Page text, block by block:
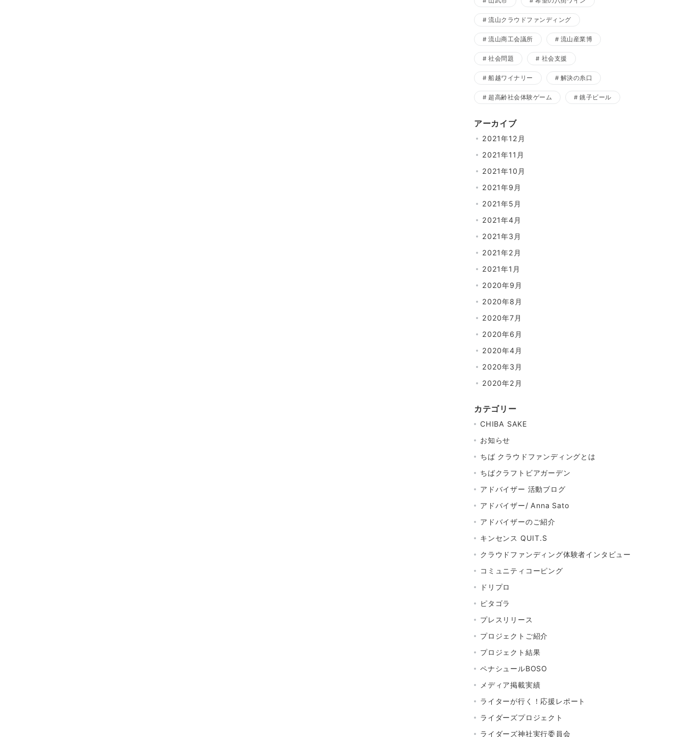
流山クラウドファンディング
流山商工会議所 流山産業博
社会問題 社会支援
船越ワイナリー 解決の糸口
超高齢社会体験ゲーム 銚子ビール
アーカイブ
2021年12月
2021年11月
2021年10月
2021年9月
2021年5月
2021年4月
2021年3月
2021年2月
2021年1月
2020年9月
2020年8月
2020年7月
2020年6月
2020年4月
2020年3月
2020年2月
カテゴリー
CHIBA SAKE
お知らせ
ちば クラウドファンディングとは
ちばクラフトビアガーデン
アドバイザー 活動ブログ
アドバイザー/ Anna Sato
アドバイザーのご紹介
キンセンス QUIT.S
クラウドファンディング体験者インタビュー
コミュニティコーピング
ドリプロ
ピタゴラ
プレスリリース
プロジェクトご紹介
プロジェクト結果
ペナシュールBOSO
メディア掲載実績
ライターが行く！応援レポート
ライダーズプロジェクト
ライダーズ神社実行委員会